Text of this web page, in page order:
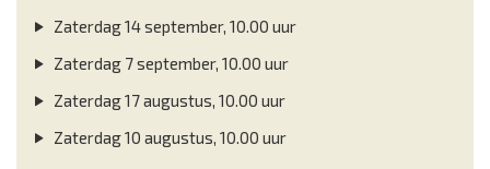
Zaterdag 14 september, 10.00 uur
Zaterdag 7 september, 10.00 uur
Zaterdag 17 augustus, 10.00 uur
Zaterdag 10 augustus, 10.00 uur